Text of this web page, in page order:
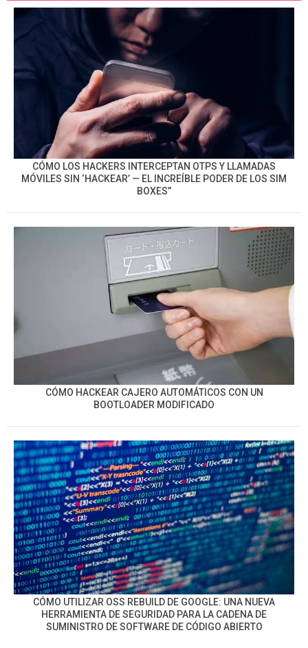
CÓMO LOS HACKERS INTERCEPTAN OTPS Y LLAMADAS
MÓVILES SIN ‘HACKEAR’ — EL INCREÍBLE PODER DE LOS SIM
BOXES”
CÓMO HACKEAR CAJERO AUTOMÁTICOS CON UN
BOOTLOADER MODIFICADO
CÓMO UTILIZAR OSS REBUILD DE GOOGLE: UNA NUEVA
HERRAMIENTA DE SEGURIDAD PARA LA CADENA DE
SUMINISTRO DE SOFTWARE DE CÓDIGO ABIERTO